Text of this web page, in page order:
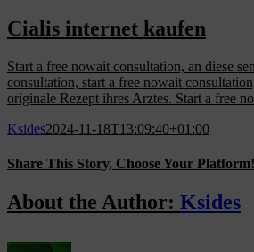
Cialis internet kaufen
Start a free nowait consultation, an diese
consultation, start a free nowait
originale Rezept ihres Arztes. Start a free
Ksides2024-11-18T13:09:40+01:00
Share This Story, Choose Your Platform!
Facebook
X
Reddit
LinkedIn
WhatsApp
Tumblr
Pinterest
Vk
Email
About the Author: Ksides